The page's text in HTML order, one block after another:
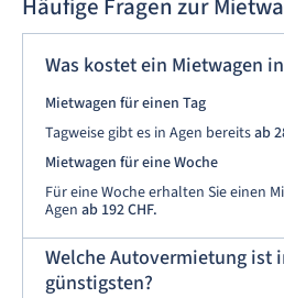
Häufige Fragen zur
Was kostet ein Mietwagen
Mietwagen für einen Tag
Tagweise gibt es in Agen bereitsab
Mietwagen für eine Woche
Für eine Woche erhalten Sie einen
Agen ab 192 CHF.
Welche Autovermietung ist
günstigsten?